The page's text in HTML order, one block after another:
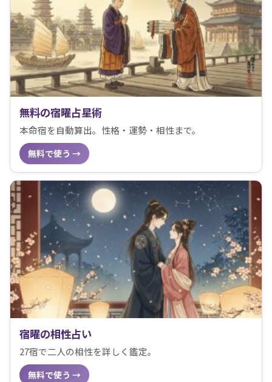
無料の宿曜占星術
本命宿を自動算出。性格・運勢・相性まで。
無料で使う →
宿曜の相性占い
27宿で二人の相性を詳しく鑑定。
無料で使う →